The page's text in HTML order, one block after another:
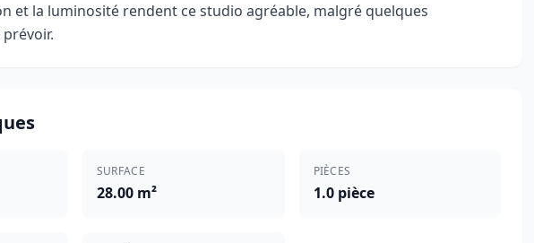
et la luminosité rendent ce studio agréable, malgré quelques
SURFACE
28.00 m²
PIÈCES
1.0 pièce